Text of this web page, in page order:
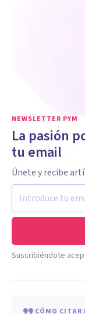
NEWSLETTER PYM
La pasión
tu email
Únete y recibe
Suscribiéndote
CÓMO CITAR